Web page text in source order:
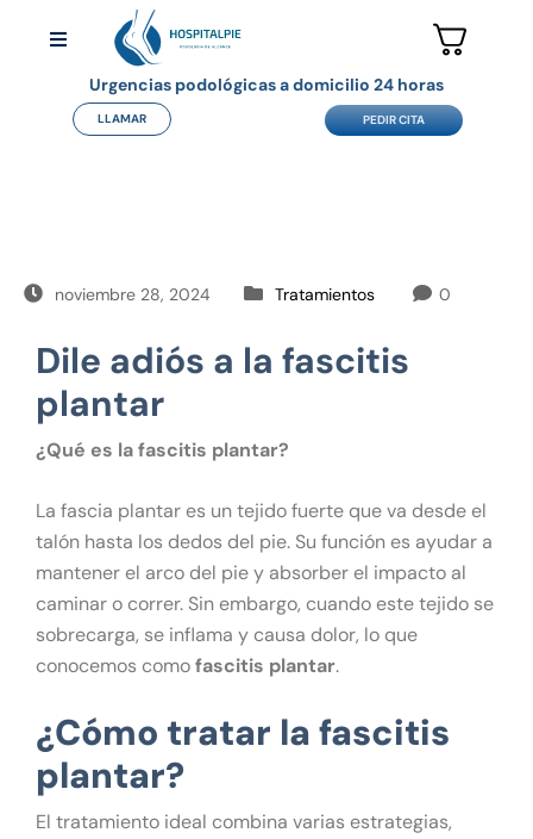
Urgencias podológicas a domicilio 24 horas
LLAMAR PEDIR CITA
noviembre 28, 2024 Tratamientos 0
Dile adiós a la fascitis
plantar
¿Qué es la fascitis plantar?
La fascia plantar es un tejido fuerte que va desde el
talón hasta los dedos del pie. Su función es ayudar a
mantener el arco del pie y absorber el impacto al
caminar o correr. Sin embargo, cuando este tejido se
sobrecarga, se inflama y causa dolor, lo que
conocemos comofascitis plantar.
¿Cómo tratar la fascitis
plantar?
El tratamiento ideal combina varias estrategias,